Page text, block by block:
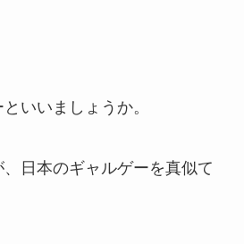
いいましょうか。
日本のギャルゲーを真似て